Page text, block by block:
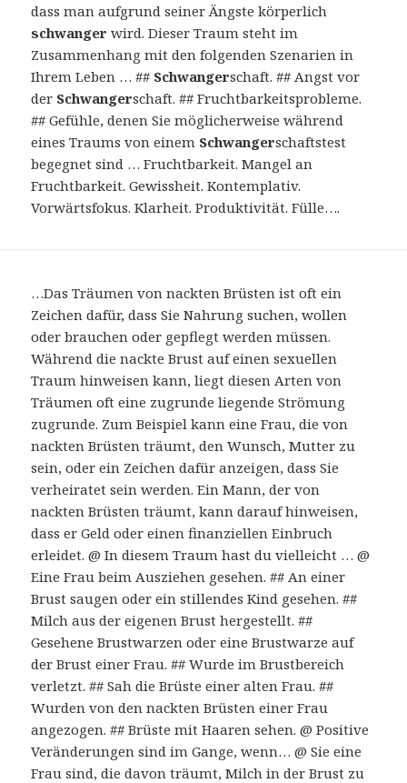
dass man aufgrund seiner Ängste körperlich
schwanger wird. Dieser Traum steht im
Zusammenhang mit den folgenden Szenarien in
Ihrem Leben … ## Schwangerschaft. ## Angst vor
der Schwangerschaft. ## Fruchtbarkeitsprobleme.
## Gefühle, denen Sie möglicherweise während
eines Traums von einem Schwangerschaftstest
begegnet sind … Fruchtbarkeit. Mangel an
Fruchtbarkeit. Gewissheit. Kontemplativ.
Vorwärtsfokus. Klarheit. Produktivität. Fülle….
…Das Träumen von nackten Brüsten ist oft ein
Zeichen dafür, dass Sie Nahrung suchen, wollen
oder brauchen oder gepflegt werden müssen.
Während die nackte Brust auf einen sexuellen
Traum hinweisen kann, liegt diesen Arten von
Träumen oft eine zugrunde liegende Strömung
zugrunde. Zum Beispiel kann eine Frau, die von
nackten Brüsten träumt, den Wunsch, Mutter zu
sein, oder ein Zeichen dafür anzeigen, dass Sie
verheiratet sein werden. Ein Mann, der von
nackten Brüsten träumt, kann darauf hinweisen,
dass er Geld oder einen finanziellen Einbruch
erleidet. @ In diesem Traum hast du vielleicht … @
Eine Frau beim Ausziehen gesehen. ## An einer
Brust saugen oder ein stillendes Kind gesehen. ##
Milch aus der eigenen Brust hergestellt. ##
Gesehene Brustwarzen oder eine Brustwarze auf
der Brust einer Frau. ## Wurde im Brustbereich
verletzt. ## Sah die Brüste einer alten Frau. ##
Wurden von den nackten Brüsten einer Frau
angezogen. ## Brüste mit Haaren sehen. @ Positive
Veränderungen sind im Gange, wenn… @ Sie eine
Frau sind, die davon träumt, Milch in der Brust zu